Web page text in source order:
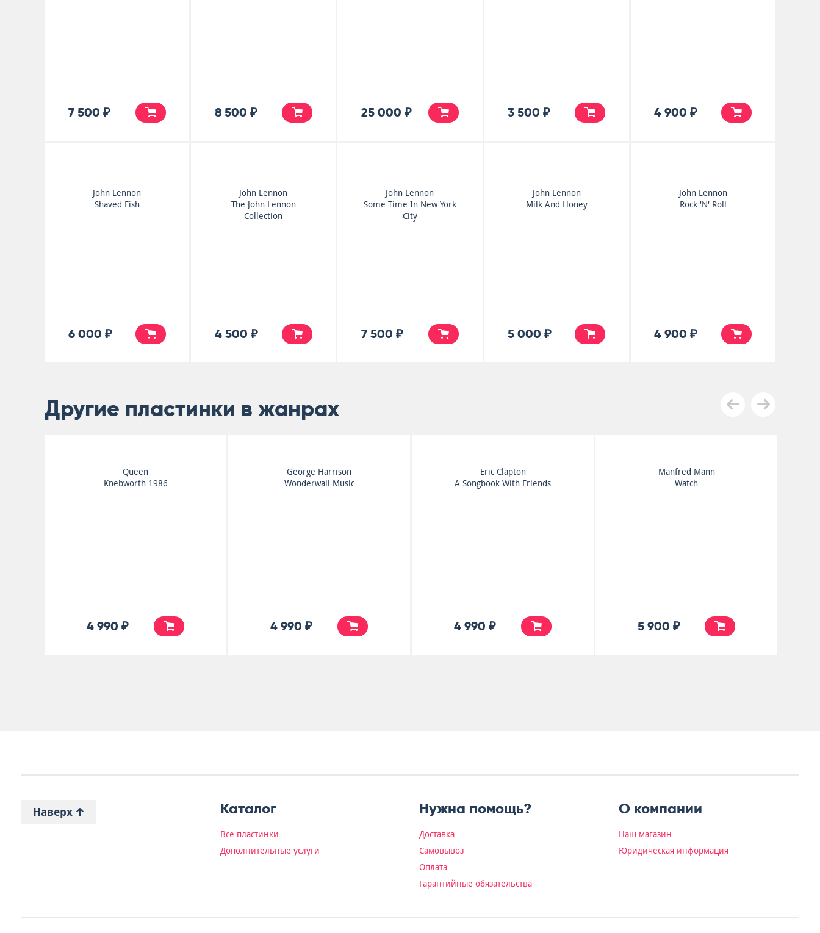
7 500 ₽ 8 500 ₽ 25 000 ₽ 3 500 ₽ 4 900 ₽
John Lennon
Shaved Fish
6 000 ₽
John Lennon
The John Lennon
Collection
4 500 ₽
John Lennon
Some Time In New York
City
7 500 ₽
John Lennon
Milk And Honey
5 000 ₽
John Lennon
Rock 'N' Roll
4 900 ₽
Другие пластинки в жанрах
Eric Clapton
A Songbook With Friends
4 990 ₽
Manfred Mann
Watch
5 900 ₽
Smokie
The Other Side Of The
7 000 ₽
Beach Boys
Pet Sounds
25 000 ₽
Наверх Каталог
Все пластинки
Дополнительные услуги
Нужна помощь?
Доставка
Самовывоз
Оплата
Гарантийные обязательства
О компании
Наш магазин
Юридическая информация